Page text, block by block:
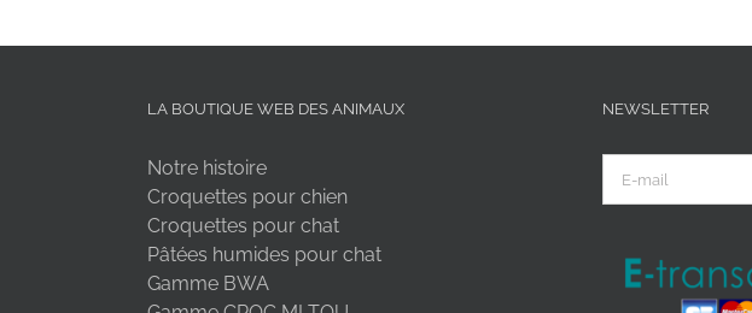
LA BOUTIQUE WEB DES ANIMAUX
Notre histoire
Croquettes pour chien
Croquettes pour chat
Pâtées humides pour chat
Gamme BWA
NEWSLETTER